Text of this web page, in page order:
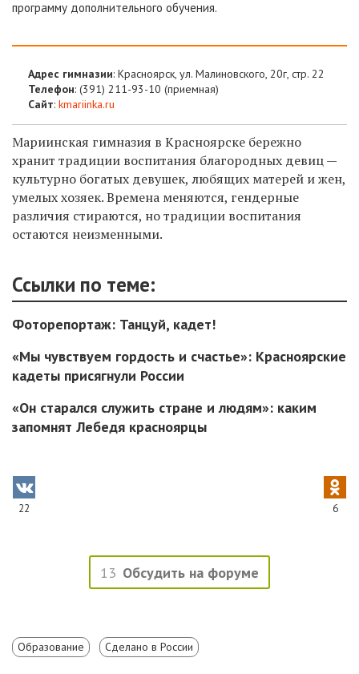
программу дополнительного обучения.
Адрес гимназии: Красноярск, ул. Малиновского, 20г, стр. 22
Телефон: (391) 211-93-10 (приемная)
Сайт: kmariinka.ru
Мариинская гимназия в Красноярске бережно
хранит традиции воспитания благородных девиц —
культурно богатых девушек, любящих матерей и жен,
умелых хозяек. Времена меняются, гендерные
различия стираются, но традиции воспитания
остаются неизменными.
Ссылки по теме:
Фоторепортаж: Танцуй, кадет!
«Мы чувствуем гордость и счастье»: Красноярские
кадеты присягнули России
«Он старался служить стране и людям»: каким
запомнят Лебедя красноярцы
22 6
13 Обсудить на форуме
Образование Сделано в России